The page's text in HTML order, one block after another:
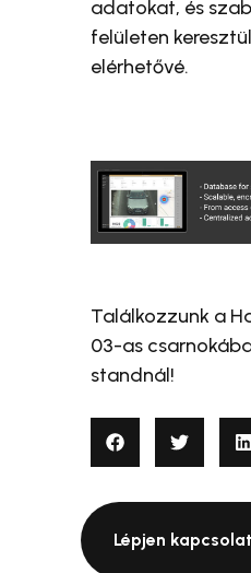
adatokat, és
felületen
elérhetővé.
Találkozzunk a
03-as
standnál!
Lépjen